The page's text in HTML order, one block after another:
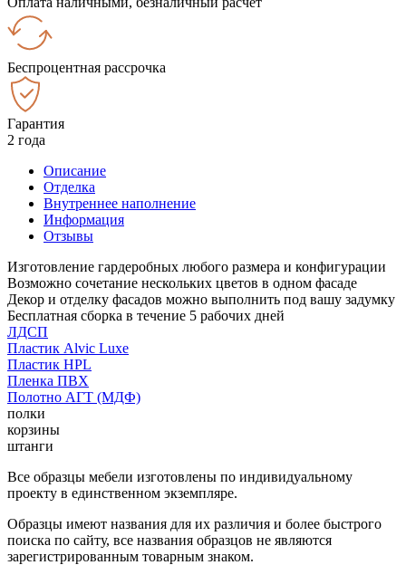
Беспроцентная рассрочка
Гарантия
2 года
Описание
Отделка
Внутреннее наполнение
Информация
Отзывы
Изготовление гардеробных любого размера и конфигурации
Возможно сочетание нескольких цветов в одном фасаде
Декор и отделку фасадов можно выполнить под вашу задумку
Бесплатная сборка в течение 5 рабочих дней
ЛДСП
Пластик Alvic Luxe
Пластик HPL
Пленка ПВХ
Полотно АГТ (МДФ)
полки
корзины
штанги
Все образцы мебели изготовлены по индивидуальному
проекту в единственном экземпляре.
Образцы имеют названия для их различия и более быстрого
поиска по сайту, все названия образцов не являются
зарегистрированным товарным знаком.